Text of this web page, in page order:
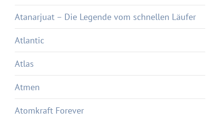
Atanarjuat – Die Legende vom schnellen Läufer
Atlantic
Atlas
Atmen
Atomkraft Forever